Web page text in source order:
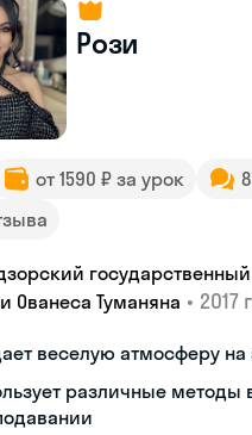
Рози
от 1590 ₽ за урок
Ованеса Туманяна • 2017
веселую атмосферу на
различные методы